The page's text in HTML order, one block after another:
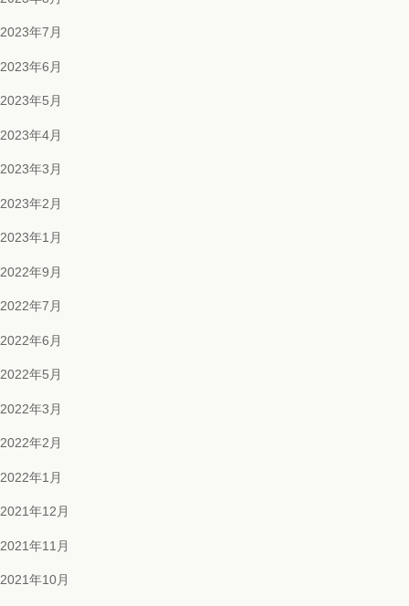
2023年7月
2023年6月
2023年5月
2023年4月
2023年3月
2023年2月
2023年1月
2022年9月
2022年7月
2022年6月
2022年5月
2022年3月
2022年2月
2022年1月
2021年12月
2021年11月
2021年10月